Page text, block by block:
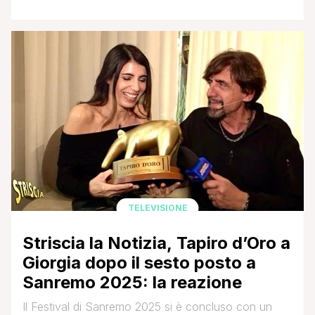
per via di una brutta situazione a livello legale, difatti
era stata accusata dal suo ex, Simone Costa, di
aver subito un'aggressione [']
TELEVISIONE
Striscia la Notizia, Tapiro d’Oro a
Giorgia dopo il sesto posto a
Sanremo 2025: la reazione
Il Festival di Sanremo 2025 si è concluso con un